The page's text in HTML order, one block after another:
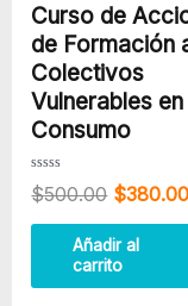
Curso de
de Formación
Colectivos
Vulnerables en
Consumo
Valorado
con
de
$500.00 $380.00
Añadir al
carrito